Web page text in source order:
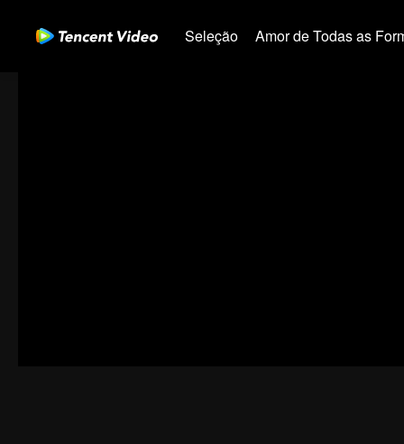
Seleção Amor de Todas as